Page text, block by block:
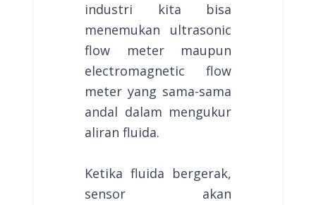
industri kita bisa
menemukan ultrasonic
flow meter maupun
electromagnetic flow
meter yang sama-sama
andal dalam mengukur
aliran fluida.
Ketika fluida bergerak,
sensor akan